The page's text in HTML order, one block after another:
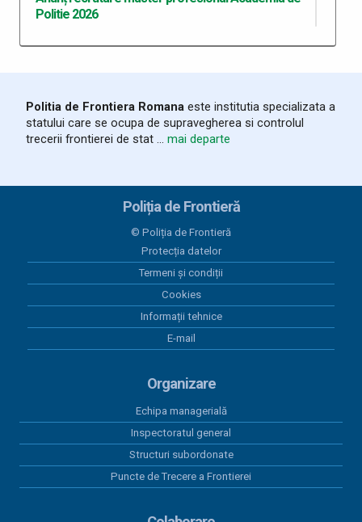
Politie 2026
06 iulie 2026
2026
06 iulie 2026
Anunt concurs admitere Academie de Poliție
Anunț - recrutare candidați pe locuri MAI în
institutțile de învățământ ale MApN sesiunea iulie-
02 octombrie 2025
Anunț recrutare candidaţi pentru sesiunea de
admitere septembrie-decembrie 2025 la Ș.P.A.P.F.
Tabel nominal cu rezultatele finale obținute de
profesionale superioare a personalului contractual
26 septembrie 2025
Tabel nominal cu rezultatele obtinute de candidati la
superioare a personalului contractual - proba
Politia de Frontiera Romana este institutia specializata a
statului care se ocupa de supravegherea si controlul
trecerii frontierei de stat ... mai departe
Poliția de Frontieră
© Poliția de Frontieră
Protecția datelor
Termeni și condiții
Cookies
Informații tehnice
E-mail
Organizare
Echipa managerială
Inspectoratul general
Structuri subordonate
Puncte de Trecere a Frontierei